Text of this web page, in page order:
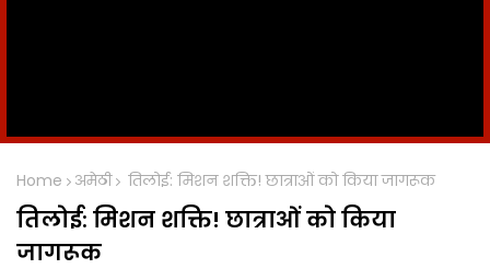
Home अमेठी तिलोई: मिशन शक्ति! छात्राओं को किया जागरूक
तिलोई: मिशन शक्ति! छात्राओं को किया
जागरूक